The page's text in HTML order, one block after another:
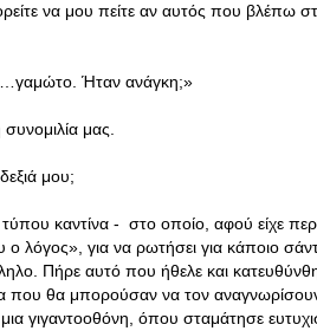
να μου πείτε αν αυτός που βλέπω
Ήταν ανάγκη;»
μας.
μου;
καντίνα - στο οποίο, αφού είχε
ο λόγος», για να ρωτήσει για κάποιο
Πήρε αυτό που ήθελε και
που θα μπορούσαν να τον
γιγαντοοθόνη, όπου σταμάτησε